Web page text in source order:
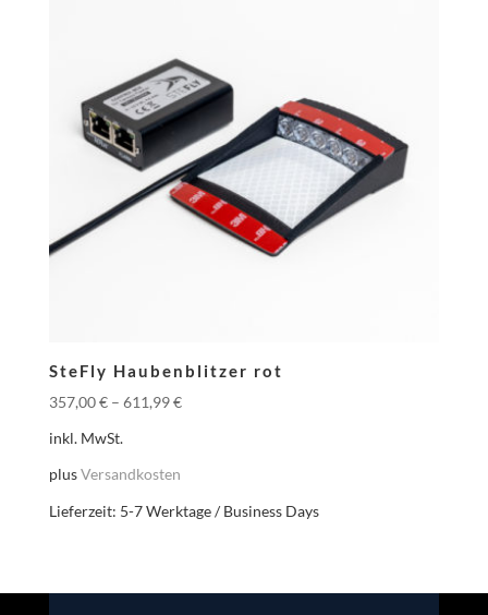
SteFly Haubenblitzer rot
357,00€– 611,99€
inkl. MwSt.
plusVersandkosten
Lieferzeit: 5-7 Werktage / Business Days